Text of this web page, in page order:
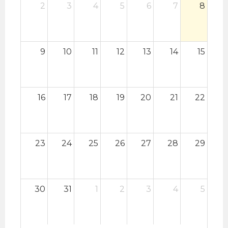
2 3 4 5 6 7 8
9 10 11 12 13 14 15
16 17 18 19 20 21 22
23 24 25 26 27 28 29
30 31 1 2 3 4 5